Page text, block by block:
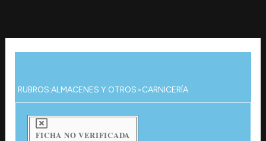
contenido
RUBROS:ALMACENES Y OTROS>CARNICERÍA
FICHA NO VERIFICADA